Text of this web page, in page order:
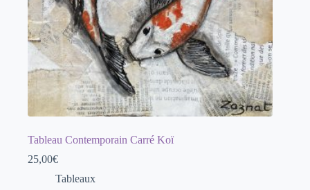
Tableau Contemporain Carré Koï
25,00€
Tableaux